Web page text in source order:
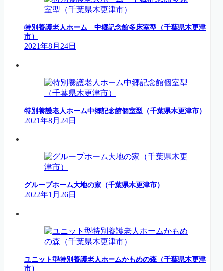
特別養護老人ホーム 中郷記念館多床室型（千葉県木更津
市）
2021年8月24日
特別養護老人ホーム中郷記念館個室型（千葉県木更津市）
2021年8月24日
グループホーム大地の家（千葉県木更津市）
2022年1月26日
ユニット型特別養護老人ホームかもめの森（千葉県木更津
市）